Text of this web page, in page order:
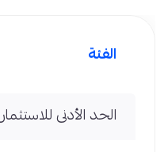
الفئة
الحد الأدنى للاستثمار